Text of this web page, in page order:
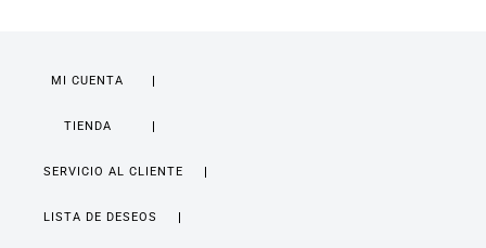
MI CUENTA
TIENDA
SERVICIO AL CLIENTE
LISTA DE DESEOS